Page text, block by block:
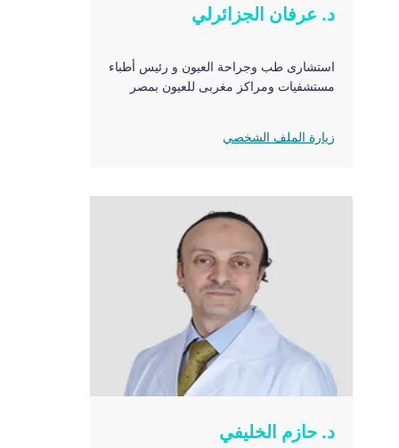
د. عرفان الجزائرلي
استشارى طب وجراحة العيون و رئيس أطباء
مستشفيات ومراكز مغربى للعيون بمصر
زيارة الملف الشخصي
د. حازم الخليفي